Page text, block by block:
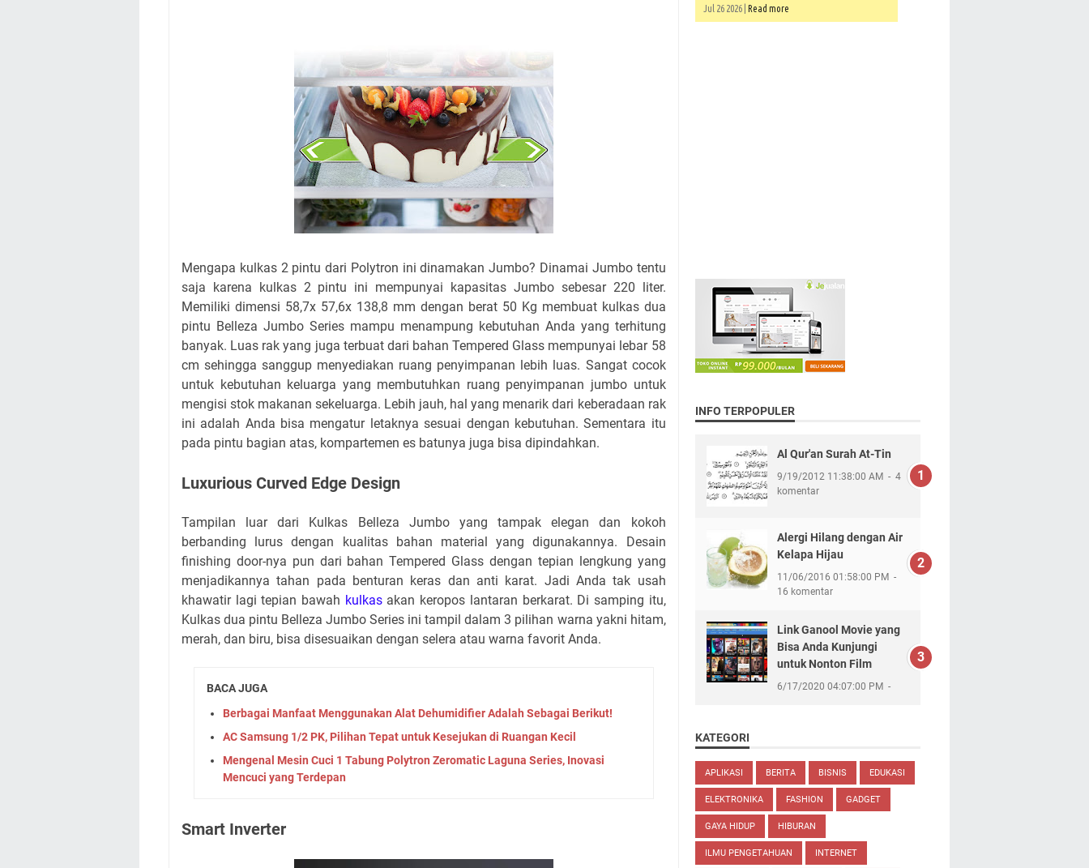
Mengapa kulkas 2 pintu dari Polytron ini dinamakan Jumbo? Dinamai Jumbo tentu
saja karena kulkas 2 pintu ini mempunyai kapasitas Jumbo sebesar 220 liter.
Memiliki dimensi 58,7x 57,6x 138,8 mm dengan berat 50 Kg membuat kulkas dua
pintu Belleza Jumbo Series mampu menampung kebutuhan Anda yang terhitung
banyak. Luas rak yang juga terbuat dari bahan Tempered Glass mempunyai lebar 58
cm sehingga sanggup menyediakan ruang penyimpanan lebih luas. Sangat cocok
untuk kebutuhan keluarga yang membutuhkan ruang penyimpanan jumbo untuk
mengisi stok makanan sekeluarga. Lebih jauh, hal yang menarik dari keberadaan rak
ini adalah Anda bisa mengatur letaknya sesuai dengan kebutuhan. Sementara itu
pada pintu bagian atas, kompartemen es batunya juga bisa dipindahkan.
Luxurious Curved Edge Design
Tampilan luar dari Kulkas Belleza Jumbo yang tampak elegan dan kokoh
berbanding lurus dengan kualitas bahan material yang digunakannya. Desain
finishing door-nya pun dari bahan Tempered Glass dengan tepian lengkung yang
menjadikannya tahan pada benturan keras dan anti karat. Jadi Anda tak usah
khawatir lagi tepian bawah kulkasakan keropos lantaran berkarat. Di samping itu,
Kulkas dua pintu Belleza Jumbo Series ini tampil dalam 3 pilihan warna yakni hitam,
merah, dan biru, bisa disesuaikan dengan selera atau warna favorit Anda.
BACA JUGA
Berbagai Manfaat Menggunakan Alat Dehumidifier Adalah Sebagai Berikut!
AC Samsung 1/2 PK, Pilihan Tepat untuk Kesejukan di Ruangan Kecil
Mengenal Mesin Cuci 1 Tabung Polytron Zeromatic Laguna Series, Inovasi
Mencuci yang Terdepan
Smart Inverter
Jul 26 2026 | Read more
INFO TERPOPULER
Al Qur'an Surah At-Tin
9/19/2012 11:38:00 AM
4
komentar
Alergi Hilang dengan Air
Kelapa Hijau
11/06/2016 01:58:00 PM
16 komentar
Link Ganool Movie yang
Bisa Anda Kunjungi
untuk Nonton Film
6/17/2020 04:07:00 PM
KATEGORI
APLIKASI BERITA BISNIS EDUKASI
ELEKTRONIKA FASHION GADGET
GAYA HIDUP HIBURAN
ILMU PENGETAHUAN INTERNET